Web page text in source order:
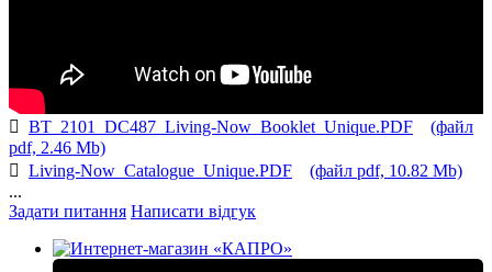
BT_2101_DC487_Living-Now_Booklet_Unique.PDF
(файл
pdf, 2.46 Mb)
Living-Now_Catalogue_Unique.PDF
(файл pdf, 10.82 Mb)
...
Задати питання Написати відгук